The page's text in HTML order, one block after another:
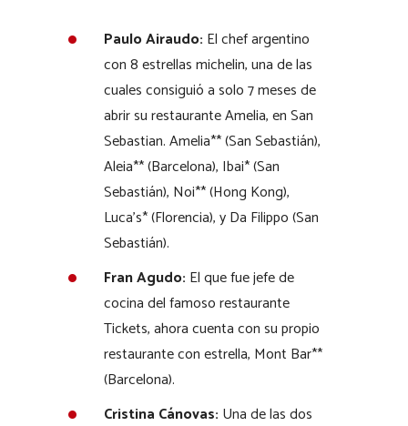
Paulo Airaudo: El chef argentino
con 8 estrellas michelin, una de las
cuales consiguió a solo 7 meses de
abrir su restaurante Amelia, en San
Sebastian. Amelia** (San Sebastián),
Aleia** (Barcelona), Ibai* (San
Sebastián), Noi** (Hong Kong),
Luca’s* (Florencia), y Da Filippo (San
Sebastián).
Fran Agudo: El que fue jefe de
cocina del famoso restaurante
Tickets, ahora cuenta con su propio
restaurante con estrella, Mont Bar**
(Barcelona).
Cristina Cánovas: Una de las dos